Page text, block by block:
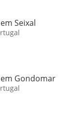
Seixal
Gondomar